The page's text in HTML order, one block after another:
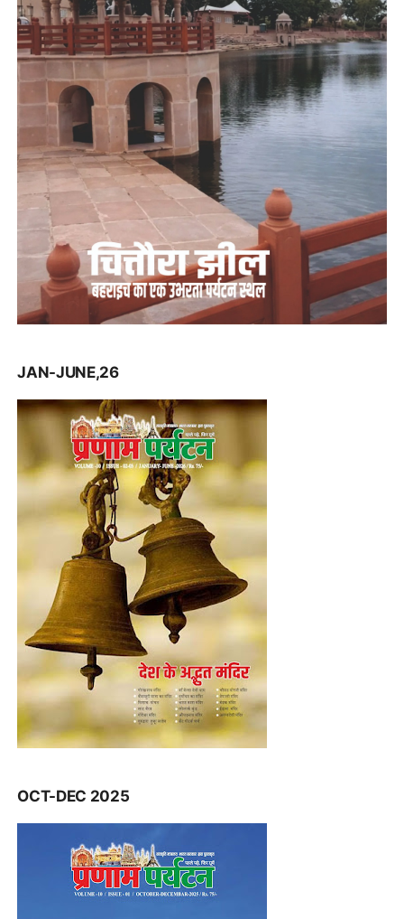
JAN-JUNE,26
OCT-DEC 2025